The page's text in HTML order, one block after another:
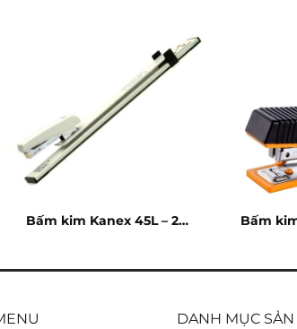
Bấm kim Kanex 45L – 25
Bấm
DANH MỤC